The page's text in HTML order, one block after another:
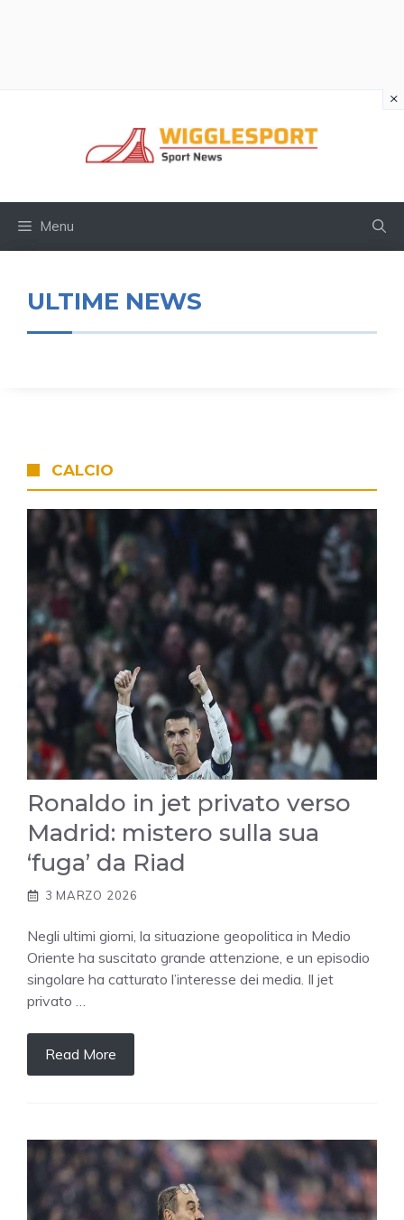
Menu
ULTIME NEWS
CALCIO
Ronaldo in jet privato verso
Madrid: mistero sulla sua
‘fuga’ da Riad
3 MARZO 2026
Negli ultimi giorni, la situazione geopolitica in Medio
Oriente ha suscitato grande attenzione, e un episodio
singolare ha catturato l’interesse dei media. Il jet
privato …
Read More
×